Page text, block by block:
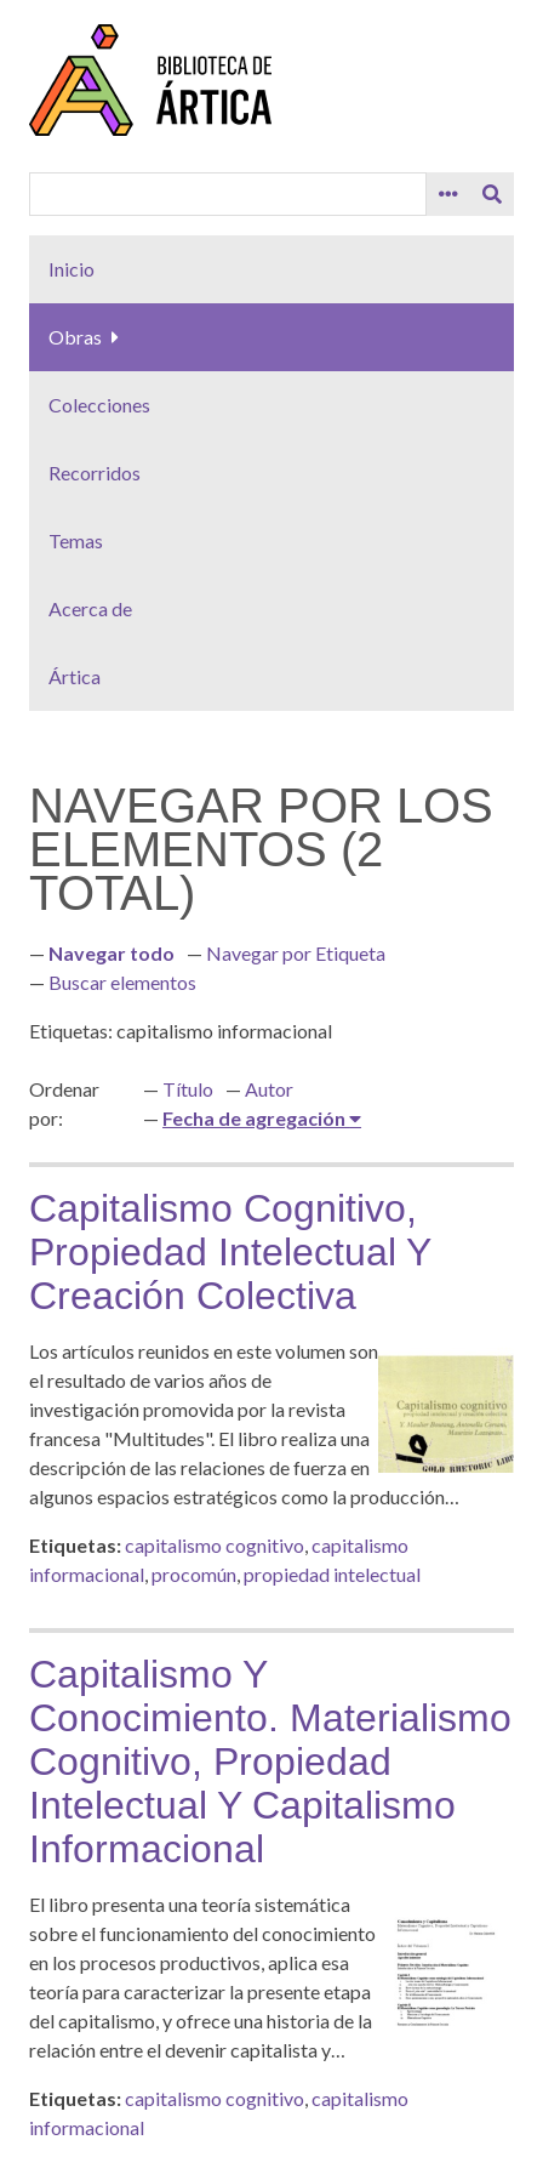
contenido
principal
Inicio
Obras
Colecciones
Recorridos
Temas
Acerca de
Ártica
NAVEGAR POR LOS
ELEMENTOS (2
TOTAL)
Navegar todo
Navegar por Etiqueta
Buscar elementos
Etiquetas: capitalismo informacional
Ordenar
por:
Título
Autor
Fecha de agregación
Capitalismo Cognitivo,
Propiedad Intelectual Y
Creación Colectiva
Los artículos reunidos en este volumen son
el resultado de varios años de
investigación promovida por la revista
francesa "Multitudes". El libro realiza una
descripción de las relaciones de fuerza en
algunos espacios estratégicos como la producción…
Etiquetas:capitalismo cognitivo,capitalismo
informacional,procomún,propiedad intelectual
Capitalismo Y
Conocimiento. Materialismo
Cognitivo, Propiedad
Intelectual Y Capitalismo
Informacional
El libro presenta una teoría sistemática
sobre el funcionamiento del conocimiento
en los procesos productivos, aplica esa
teoría para caracterizar la presente etapa
del capitalismo, y ofrece una historia de la
relación entre el devenir capitalista y…
Etiquetas:capitalismo cognitivo,capitalismo
informacional